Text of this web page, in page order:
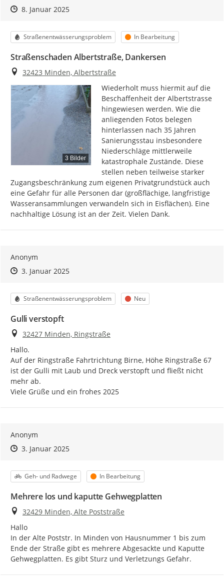
Zeitpunkt des Erstellens
Zeitpunkt des Erstellens
8. Januar 2025Zur Äußerung
Kategorie
Straßenentwässerungsproblem Status
In Bearbeitung
Straßenschaden Albertstraße, Dankersen
Ort
32423 Minden, Albertstraße
3 Bilder
Wiederholt muss hiermit auf die
Beschaffenheit der Albertstrasse
hingewiesen werden. Wie die
anliegenden Fotos belegen
hinterlassen nach 35 Jahren
Sanierungsstau insbesondere
Niederschläge mittlerweile
katastrophale Zustände. Diese
stellen neben teilweise starker
Zugangsbeschränkung zum eigenen Privatgrundstück auch
eine Gefahr für alle Personen dar (großflächige, langfristige
Wasseransammlungen verwandeln sich in Eisflächen). Eine
nachhaltige Lösung ist an der Zeit. Vielen Dank.
Anonym
Zeitpunkt des Erstellens
Zeitpunkt des Erstellens
3. Januar 2025Zur Äußerung
Kategorie
Straßenentwässerungsproblem Status
Neu
Gulli verstopft
Ort
32427 Minden, Ringstraße
Hallo.
Auf der Ringstraße Fahrtrichtung Birne, Höhe Ringstraße 67
ist der Gulli mit Laub und Dreck verstopft und fließt nicht
mehr ab.
Viele Grüße und ein frohes 2025
Anonym
Zeitpunkt des Erstellens
Zeitpunkt des Erstellens
3. Januar 2025Zur Äußerung
Kategorie
Geh- und Radwege Status
In Bearbeitung
Mehrere los und kaputte Gehwegplatten
Ort
32429 Minden, Alte Poststraße
Hallo
In der Alte Poststr. In Minden von Hausnummer 1 bis zum
Ende der Straße gibt es mehrere Abgesackte und Kaputte
Gehwegplatten. Es gibt Sturz und Verletzungs Gefahr.